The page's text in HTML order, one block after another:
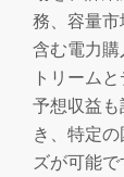
務、容量
含む電力
トリーム
予想収益
き、特定
ズが可能で